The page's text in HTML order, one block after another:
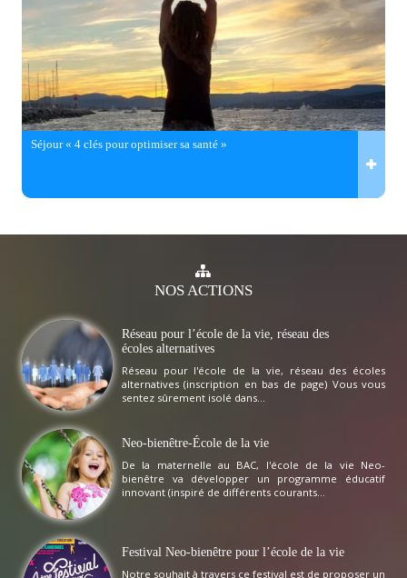
Séjour « 4 clés pour optimiser sa santé »
NOSACTIONS
Réseau pour l’école de la vie, réseau des
écoles alternatives
Réseau pour l'école de la vie, réseau des écoles
alternatives (inscription en bas de page) Vous vous
sentez sûrement isolé dans...
Neo-bienêtre-École de la vie
De la maternelle au BAC, l'école de la vie Neo-
bienêtre va développer un programme éducatif
innovant (inspiré de différents courants...
Festival Neo-bienêtre pour l’école de la vie
Notre souhait à travers ce festival est de proposer un